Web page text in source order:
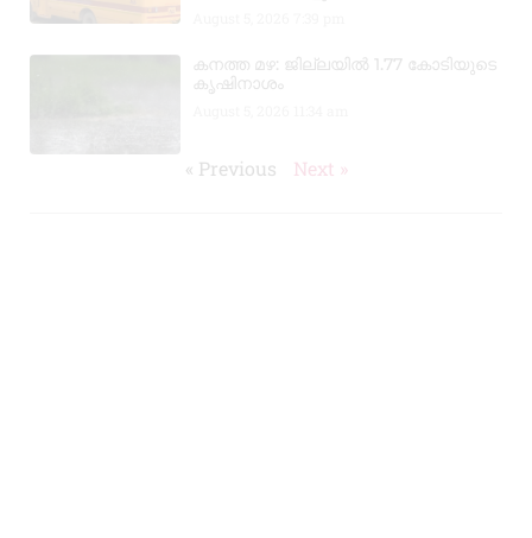
കനത്ത മഴ: ജില്ലയിൽ 1.77 കോടിയുടെ
കൃഷിനാശം
« Previous Next »